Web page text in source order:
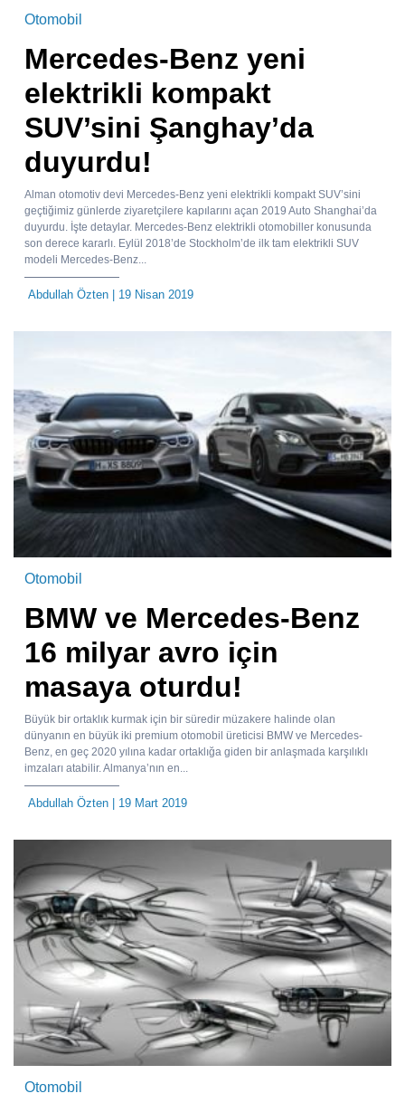
Otomobil
Mercedes-Benz yeni
elektrikli kompakt
SUV’sini Şanghay’da
duyurdu!
Alman otomotiv devi Mercedes-Benz yeni elektrikli kompakt SUV’sini
geçtiğimiz günlerde ziyaretçilere kapılarını açan 2019 Auto Shanghai’da
duyurdu. İşte detaylar. Mercedes-Benz elektrikli otomobiller konusunda
son derece kararlı. Eylül 2018’de Stockholm’de ilk tam elektrikli SUV
modeli Mercedes-Benz...
Abdullah Özten | 19 Nisan 2019
Otomobil
BMW ve Mercedes-Benz
16 milyar avro için
masaya oturdu!
Büyük bir ortaklık kurmak için bir süredir müzakere halinde olan
dünyanın en büyük iki premium otomobil üreticisi BMW ve Mercedes-
Benz, en geç 2020 yılına kadar ortaklığa giden bir anlaşmada karşılıklı
imzaları atabilir. Almanya’nın en...
Abdullah Özten | 19 Mart 2019
Otomobil